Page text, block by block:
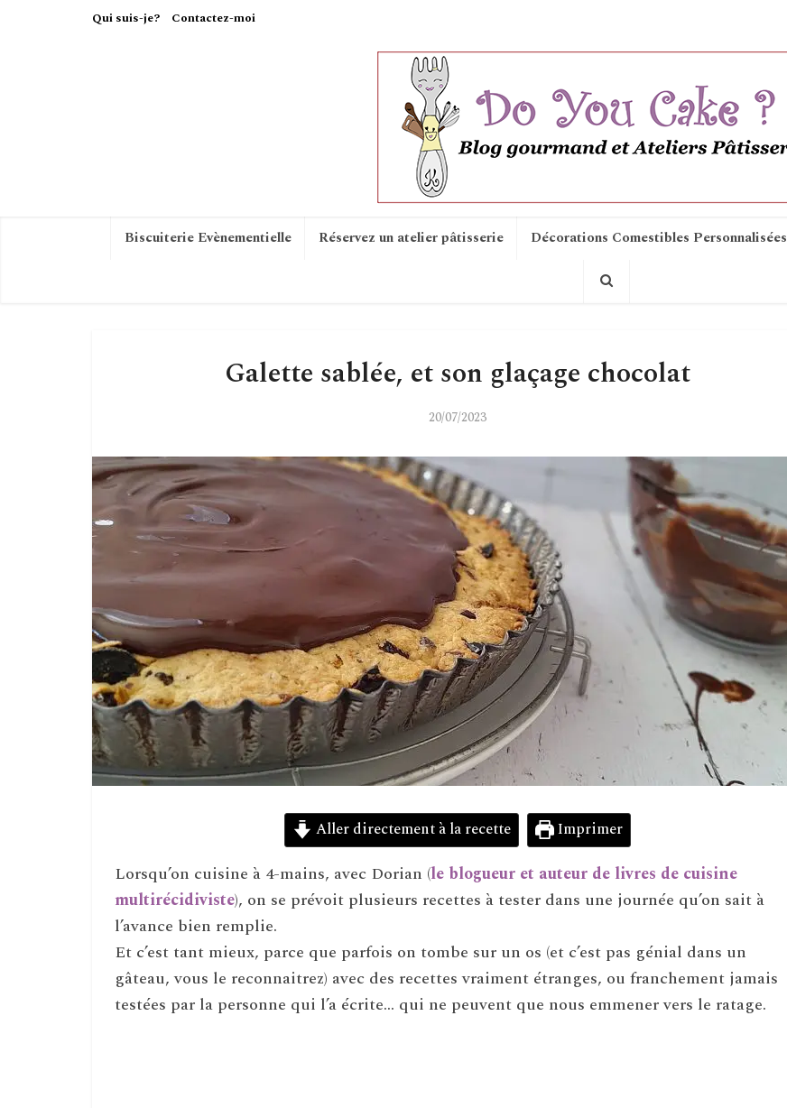
Qui suis-je? Contactez-moi
Biscuiterie Evènementielle Réservez un atelier pâtisserie Décorations Comestibles Personnalisées
Galette sablée, et son glaçage chocolat
20/07/2023
Aller directement à la recette Imprimer
Lorsqu’on cuisine à 4-mains, avec Dorian (le blogueur et auteur de livres de cuisine
multirécidiviste), on se prévoit plusieurs recettes à tester dans une journée qu’on sait à
l’avance bien remplie.
Et c’est tant mieux, parce que parfois on tombe sur un os (et c’est pas génial dans un
gâteau, vous le reconnaitrez) avec des recettes vraiment étranges, ou franchement jamais
testées par la personne qui l’a écrite… qui ne peuvent que nous emmener vers le ratage.